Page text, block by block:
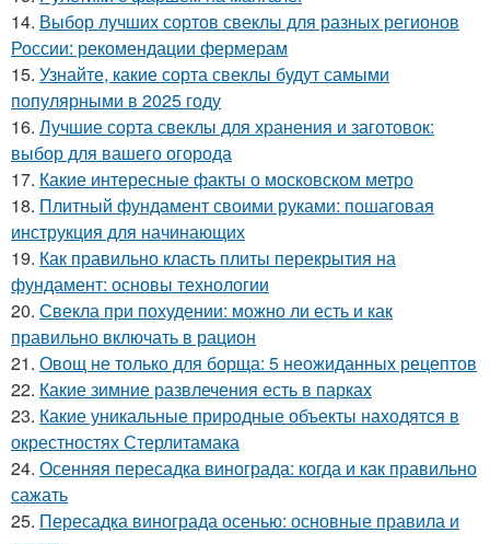
14. Выбор лучших сортов свеклы для разных регионов
России: рекомендации фермерам
15. Узнайте, какие сорта свеклы будут самыми
популярными в 2025 году
16. Лучшие сорта свеклы для хранения и заготовок:
выбор для вашего огорода
17. Какие интересные факты о московском метро
18. Плитный фундамент своими руками: пошаговая
инструкция для начинающих
19. Как правильно класть плиты перекрытия на
фундамент: основы технологии
20. Свекла при похудении: можно ли есть и как
правильно включать в рацион
21. Овощ не только для борща: 5 неожиданных рецептов
22. Какие зимние развлечения есть в парках
23. Какие уникальные природные объекты находятся в
окрестностях Стерлитамака
24. Осенняя пересадка винограда: когда и как правильно
сажать
25. Пересадка винограда осенью: основные правила и